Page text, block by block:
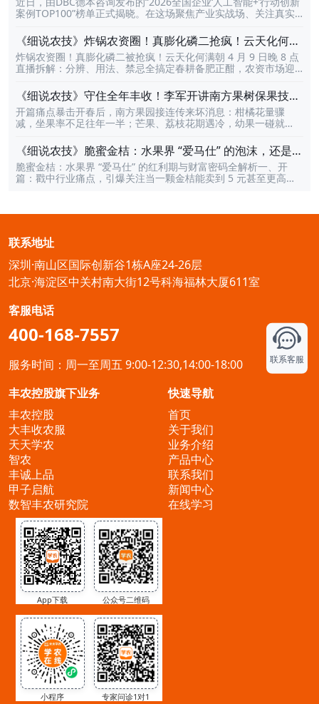
谷雨耕学季》正式开启！这不是一次普通的答题活动，而是一场
面向全国农业人的知识PK赛。这里有10000+道农技题库，覆盖9
高手、种植能人、农业学霸同台比拼，看看谁才是真正“最懂农业
的人”。活动期间，不仅能靠实力登上全国排行榜，还有每周豪
礼、排行榜奖励、万元大奖等
案例TOP100”榜单正式揭晓。在这场聚焦产业实战场、关注真实
「“识农AI”基于多模态大模型的田间地头AI应用实践」强势登榜，
并荣获“领异标新”的评审结论！撕开产业痛点的口子，做最懂农业
的AI正如评选文章中所言，中国AI的独特路径在于“场景驱动、技
术迭代”。我们不是拿着AI这把锤子去满世界找钉子，而是看到了
景的技术利器。识农AI自诞生起，就拒绝做停留在实验室里的“酷
炫”模型。我们致力于将前沿的多模态大模型技术与扎实的
《细说农技》炸锅农资圈！真膨化磷二抢疯！云天化何满
朝直播拆解分辨用法禁忌｜4 月 9 日晚 8 点
炸锅农资圈！真膨化磷二被抢疯！云天化何满朝 4 月 9 日晚 8 点
直播拆解：分辨、用法、禁忌全搞定春耕备肥正酣，农资市场迎
底火出圈，多地出现排队抢购、断货补货热潮，成为果树、蔬
菜、大田作物种植户眼中的 “增产刚需”。然而，随着热度飙升，
市场乱象也层出不穷：假货泛滥、真假难辨、用法不当导致肥效
全无、禁忌不清引发肥害…… 诸多痛点让无数农户 “花高价买无效
造的《细说农技》专场直播，将于4 月 9 日晚上 8 点准时开播！
云天化资深农艺师何满朝坐镇直播间，一次性讲透真膨化磷酸二
氢钾
《细说农技》守住全年丰收！李军开讲南方果树保果技
术，｜3 月 26 日晚 8 点
开篇痛点暴击开春后，南方果园接连传来坏消息：柑橘花量骤
减，坐果率不足往年一半；芒果、荔枝花期遇冷，幼果一碰就
疏的枝条叹气：“花少果难保，今年又要白干了？”别慌！行业实战
派专家李军带着一套经过千亩果园验证的 “保果密码” 来了，要帮
果农把流失的产量 “抢” 回来！核心爆点拆解本次「细说农技」直
播，李军将彻底打破 “保果靠运气” 的误区，用 3 大硬核干货直击
把每一个导致落花落果的 “隐形杀手” 揪出来，让果农一眼看懂自
《细说农技》脆蜜金桔：水果界 “爱马仕” 的泡沫，还是真
红利？19日晚8点！
脆蜜金桔：水果界 “爱马仕” 的红利期与财富密码全解析一、开
篇：戳中行业痛点，引爆关注当一颗金桔能卖到 5 元甚至更高，
和从业者都在追问：这波高价红利还能持续多久？盲目跟风会不
农业农村专业技术协会名誉会长韦建勋将做客《细说农技》直播
间，以数十年一线实战经验，为大家拆解脆蜜金桔的产业现状、
市场趋势，揭秘高产种植技术与长久盈利模式，帮从业者抓住窗
口期、规避风险，把 “短期爆款” 变成 “长期摇钱树”。二、核心内
容
联系客服
联系地址
深圳·南山区国际创新谷1栋A座24-26层
北京·海淀区中关村南大街12号科海福林大厦611室
客服电话
400-168-7557
服务时间：周一至周五 9:00-12:30,14:00-18:00
丰农控股旗下业务
丰农控股
大丰收农服
天天学农
智农
丰诚上品
甲子启航
数智丰农研究院
快速导航
首页
关于我们
业务介绍
产品中心
联系我们
新闻中心
在线学习
App下载 公众号二维码
小程序 专家问诊1对1